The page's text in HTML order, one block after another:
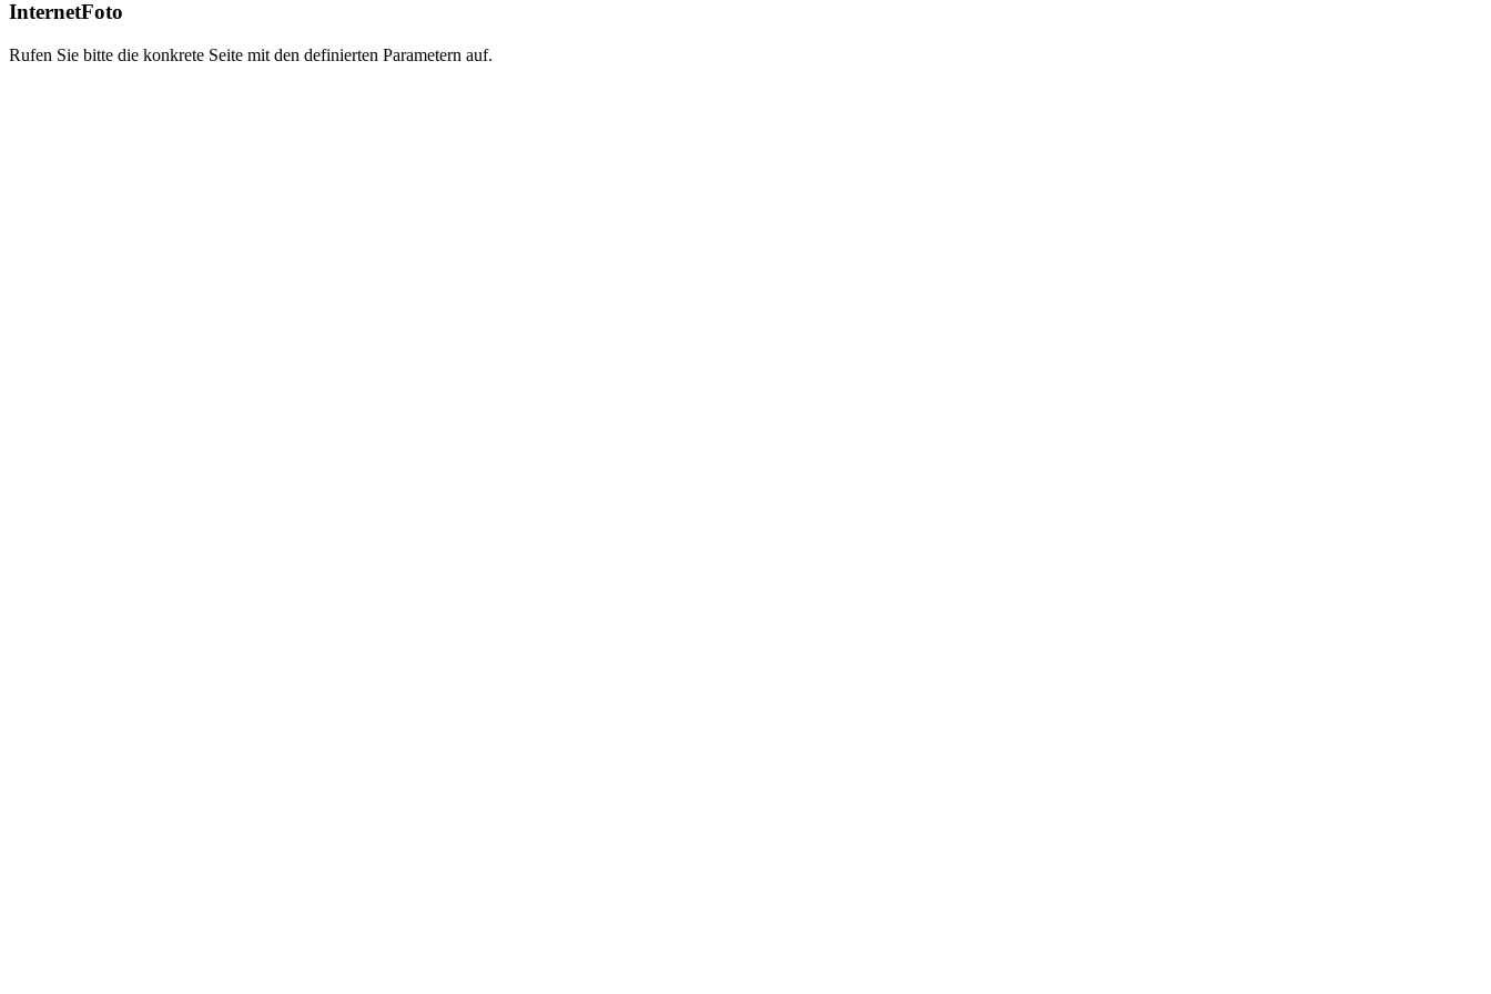
InternetFoto
Rufen Sie bitte die konkrete Seite mit den definierten Parametern auf.